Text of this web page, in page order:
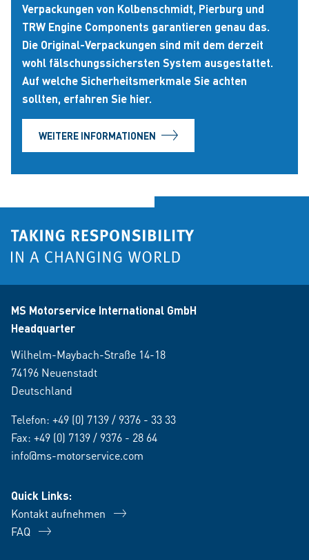
Verpackungen von Kolbenschmidt, Pierburg und
TRW Engine Components garantieren genau das.
Die Original-Verpackungen sind mit dem derzeit
wohl fälschungssichersten System ausgestattet.
Auf welche Sicherheitsmerkmale Sie achten
sollten, erfahren Sie hier.
WEITERE INFORMATIONEN
MS Motorservice International GmbH
Headquarter
Wilhelm-Maybach-Straße 14-18
74196 Neuenstadt
Deutschland
Telefon: +49 (0) 7139 / 9376 - 33 33
Fax: +49 (0) 7139 / 9376 - 28 64
info@ms-motorservice.com
Quick Links:
Kontakt aufnehmen
FAQ